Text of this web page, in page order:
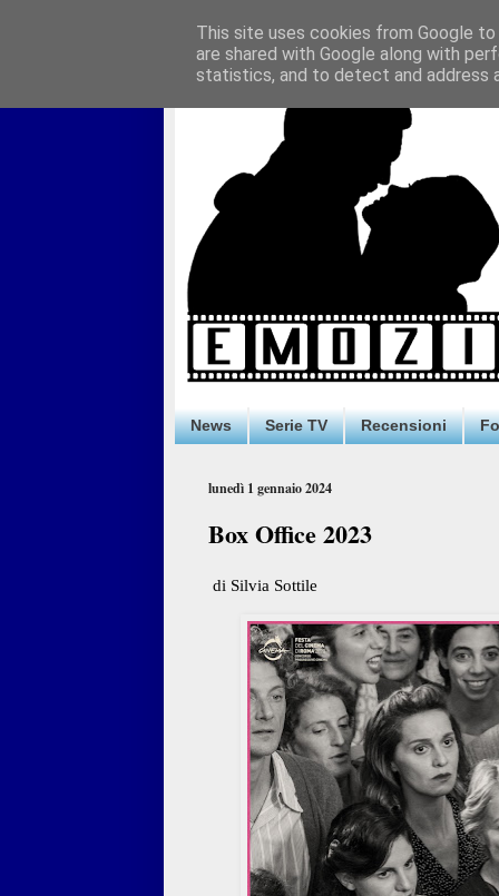
News Serie TV Recensioni
lunedì 1 gennaio 2024
Box Office 2023
di Silvia Sottile
This site uses cookies from Google
are shared with Google along with
statistics, and to detect and address